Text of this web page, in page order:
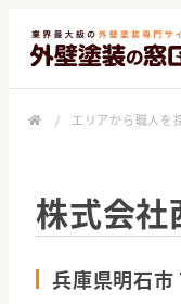
/ エリアから職人を
株式会社
兵庫県明石